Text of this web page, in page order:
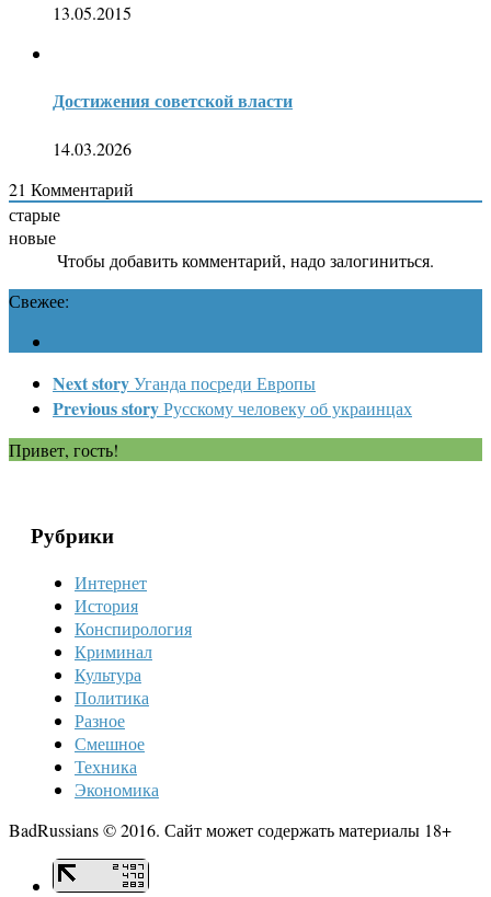
13.05.2015
Достижения советской власти
14.03.2026
21 Комментарий
старые
новые
Чтобы добавить комментарий, надо залогиниться.
Свежее:
Next storyУганда посреди Европы
Previous storyРусскому человеку об украинцах
Привет, гость!
Рубрики
Интернет
История
Конспирология
Криминал
Культура
Политика
Разное
Смешное
Техника
Экономика
BadRussians © 2016. Сайт может содержать материалы 18+